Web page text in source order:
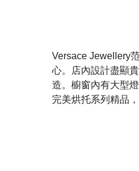
Versace Jewellery
心。店內設計盡顯
造。櫥窗內有大型
完美烘托系列精品